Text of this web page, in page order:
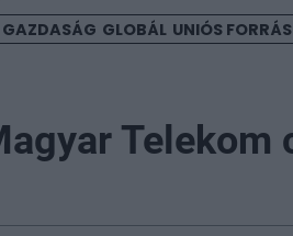
GAZDASÁG GLOBÁL UNIÓS
Telekom